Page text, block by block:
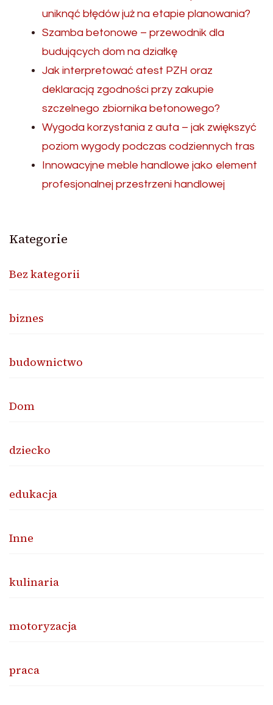
uniknąć błędów już na etapie planowania?
Szamba betonowe – przewodnik dla
budujących dom na działkę
Jak interpretować atest PZH oraz
deklaracją zgodności przy zakupie
szczelnego zbiornika betonowego?
Wygoda korzystania z auta – jak zwiększyć
poziom wygody podczas codziennych tras
Innowacyjne meble handlowe jako element
profesjonalnej przestrzeni handlowej
Kategorie
Bez kategorii
biznes
budownictwo
Dom
dziecko
edukacja
Inne
kulinaria
motoryzacja
praca